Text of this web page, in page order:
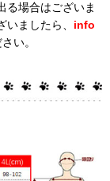
る場合はございま
ましたら、 info
い。